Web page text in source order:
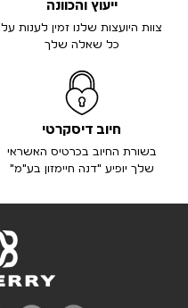
ייעוץ והכוונה
צוות היועצות שלנו זמין לענות על
כל שאלה שלך
חיוב דיסקרטי
בשורת החיוב בכרטיס האשראי
שלך יופיע "דנה חיימזון בע"מ"